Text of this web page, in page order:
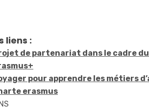
liens :
de partenariat dans le cadre
pour apprendre les métiers
erasmus